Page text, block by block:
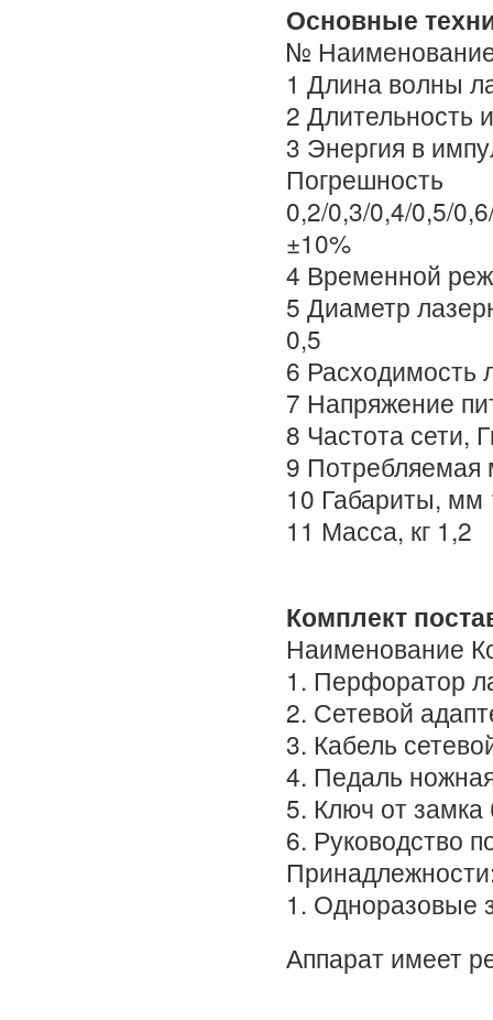
Основные
№
1 Длина волны
2 Длительность
3 Энергия в
Погрешность
0,2/0,3/0,4/0,5/
±10%
4 Временной
5 Диаметр
0,5
6 Расходимость
7 Напряжение
8 Частота сети,
9
10 Габариты, мм
11 Масса, кг 1,2
Комплект
Наименование
1. Перфоратор
2. Сетевой
3. Кабель
4. Педаль
5. Ключ от замка
6. Руководство
1. Одноразовые
Аппарат имеет